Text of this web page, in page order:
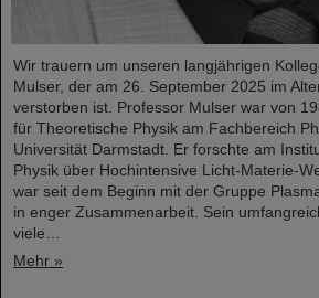
Wir trauern um unseren langjährigen
Mulser, der am 26. September 2025 im
verstorben ist. Professor Mulser war von
für Theoretische Physik am Fachbereich
Universität Darmstadt. Er forschte am
Physik über Hochintensive Licht-Materie-
war seit dem Beginn mit der Gruppe
in enger Zusammenarbeit. Sein
viele…
Mehr »